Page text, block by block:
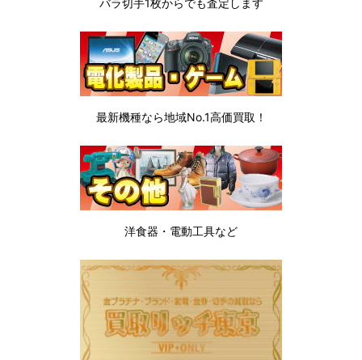
バラ切手1枚からでも査定します
最新機種なら地域No.1高価買取！
洋食器・電動工具など